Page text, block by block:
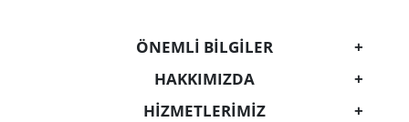
ÖNEMLİ BİLGİLER
HAKKIMIZDA
HİZMETLERİMİZ